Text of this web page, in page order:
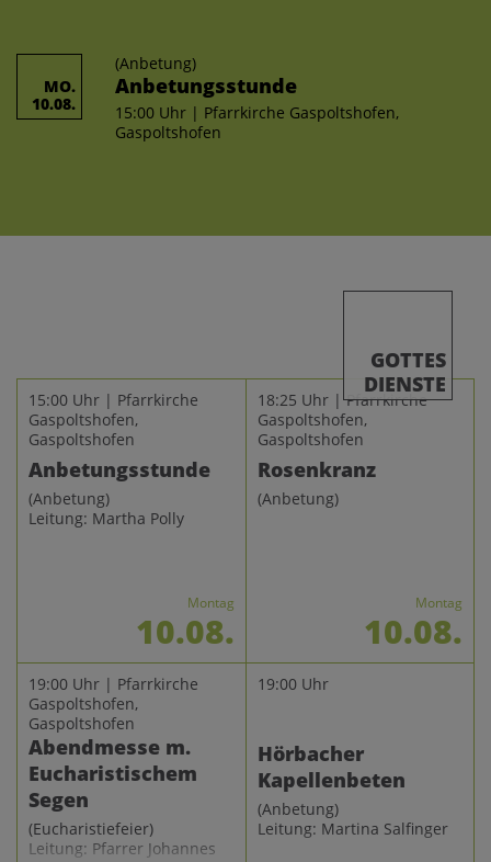
MO.
10.08.
15:00 Uhr | Pfarrkirche Gaspoltshofen,
Gaspoltshofen
Anbetungsstunde
(Anbetung)
GOTTES
DIENSTE
15:00 Uhr | Pfarrkirche
Gaspoltshofen,
Gaspoltshofen
Anbetungsstunde
(Anbetung)
Leitung: Martha Polly
Montag
10.08.
18:25 Uhr | Pfarrkirche
Gaspoltshofen,
Gaspoltshofen
Rosenkranz
(Anbetung)
Montag
10.08.
19:00 Uhr | Pfarrkirche
Gaspoltshofen,
Gaspoltshofen
Abendmesse m.
Eucharistischem
Segen
(Eucharistiefeier)
Leitung: Pfarrer Johannes
19:00 Uhr
Hörbacher
Kapellenbeten
(Anbetung)
Leitung: Martina Salfinger